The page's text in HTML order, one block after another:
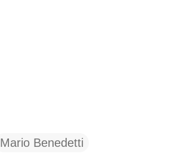
Mario Benedetti